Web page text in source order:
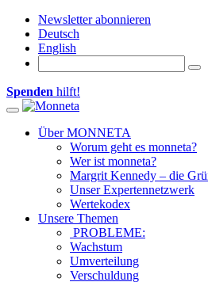
Newsletter abonnieren
Deutsch
English
Spenden hilft!
Toggle navigation
Über MONNETA
Worum geht es monneta?
Wer ist monneta?
Margrit Kennedy – die
Unser Expertennetzwerk
Wertekodex
Unsere Themen
PROBLEME:
Wachstum
Umverteilung
Verschuldung